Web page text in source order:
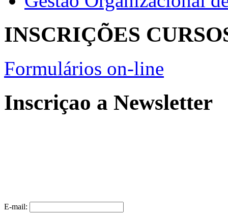
INSCRIÇÕES
Formulários on-line
Inscriçao a Newsletter
E-mail: